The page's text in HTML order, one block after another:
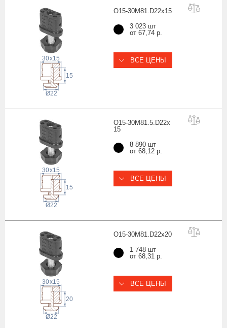
O15-30M81.D22x15
15
x
30
15
Ø22
3 023 шт
от 67,74 р.
ВСЕ ЦЕНЫ
O15-30M81.5.D22x
15
15
x
30
15
Ø22
8 890 шт
от 68,12 р.
ВСЕ ЦЕНЫ
O15-30M81.D22x20
15
x
30
20
Ø22
1 748 шт
от 68,31 р.
ВСЕ ЦЕНЫ